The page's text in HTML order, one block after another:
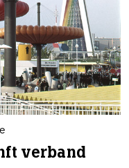
verband